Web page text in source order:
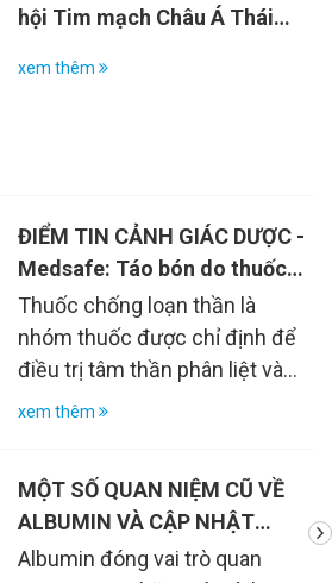
hội Tim mạch Châu Á Thái
đoán và điều trị suy tim mạn
xem thêm
ĐIỂM TIN CẢNH GIÁC DƯỢC -
Medsafe: Táo bón do thuốc
chống loạn thần – tác động
lớn đối với người bệnh
Thuốc chống loạn thần là
nhóm thuốc được chỉ định để
điều trị tâm thần phân liệt và
các rối loạn liên quan. Táo bón
loạn thần và có thể xảy ra ở tất
cả các giai đoạn điều trị. Cần
theo dõi thường xuyên nhu
xem thêm
MỘT SỐ QUAN NIỆM CŨ VỀ
ALBUMIN VÀ CẬP NHẬT
BẰNG CHỨNG THEO Y VĂN
Albumin đóng vai trò quan